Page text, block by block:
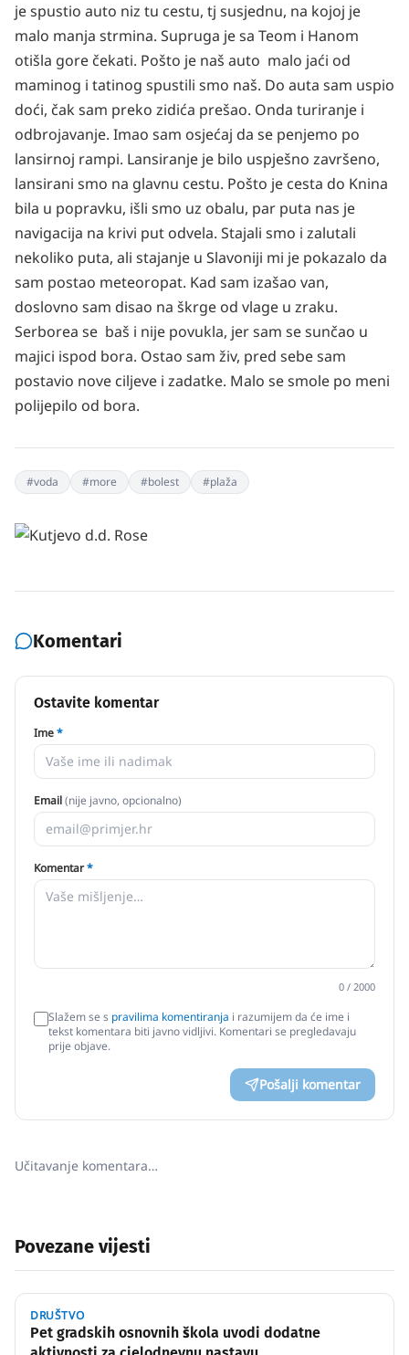
je spustio auto niz tu cestu, tj susjednu, na kojoj je
malo manja strmina. Supruga je sa Teom i Hanom
otišla gore čekati. Pošto je naš auto malo jaći od
maminog i tatinog spustili smo naš. Do auta sam uspio
doći, čak sam preko zidića prešao. Onda turiranje i
odbrojavanje. Imao sam osjećaj da se penjemo po
lansirnoj rampi. Lansiranje je bilo uspješno završeno,
lansirani smo na glavnu cestu. Pošto je cesta do Knina
bila u popravku, išli smo uz obalu, par puta nas je
navigacija na krivi put odvela. Stajali smo i zalutali
nekoliko puta, ali stajanje u Slavoniji mi je pokazalo da
sam postao meteoropat. Kad sam izašao van,
doslovno sam disao na škrge od vlage u zraku.
Serborea se baš i nije povukla, jer sam se sunčao u
majici ispod bora. Ostao sam živ, pred sebe sam
postavio nove ciljeve i zadatke. Malo se smole po meni
polijepilo od bora.
#voda #more #bolest #plaža
Komentari
Ostavite komentar
Ime*
Email(nije javno, opcionalno)
Komentar*
0 / 2000
Slažem se s pravilima komentiranja i razumijem da će ime i
tekst komentara biti javno vidljivi. Komentari se pregledavaju
prije objave.
Pošalji komentar
Učitavanje komentara…
Povezane vijesti
DRUŠTVO
Pet gradskih osnovnih škola uvodi dodatne